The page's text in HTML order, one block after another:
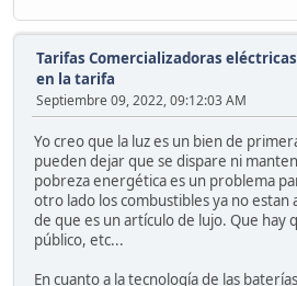
Tarifas Comercializadoras eléctricas
en la tarifa
Septiembre 09, 2022, 09:12:03 AM
Yo creo que la luz es un bien de
pueden dejar que se dispare ni
pobreza energética es un problema
otro lado los combustibles ya no estan
de que es un artículo de lujo. Que hay
público, etc...
En cuanto a la tecnología de las